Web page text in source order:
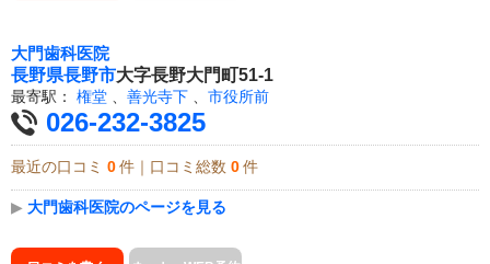
大門歯科医院
長野県長野市大字長野大門町51-1
最寄駅： 権堂 善光寺下 市役所前
026-232-3825
最近の口コミ 0 件｜口コミ総数 0 件
▶ 大門歯科医院のページを見る